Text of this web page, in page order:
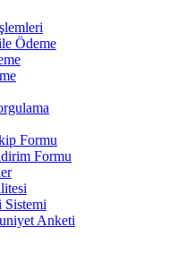
Ödeme
Formu
Formu
Anketi